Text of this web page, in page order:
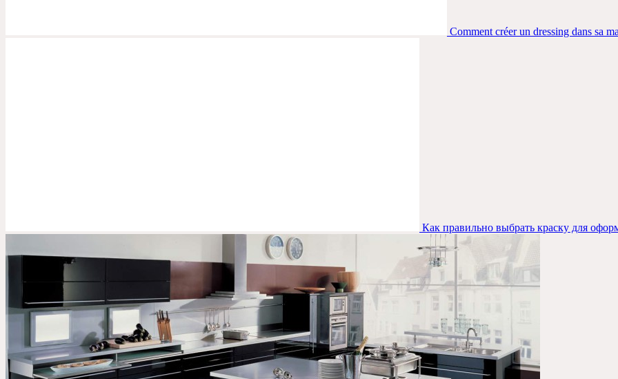
Comment créer un dressing dans sa
Как правильно выбрать краску для